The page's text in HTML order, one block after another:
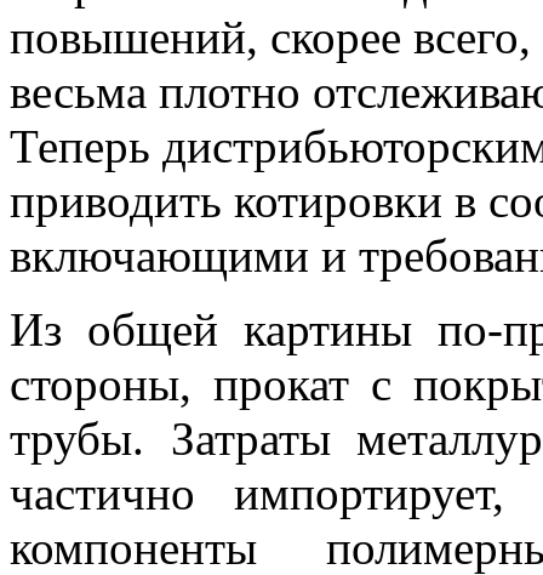
повышений, скорее
весьма плотно
Теперь
приводить котировки в
включающими и
Из общей картины по-
стороны, прокат с
трубы. Затраты
частично
компоненты